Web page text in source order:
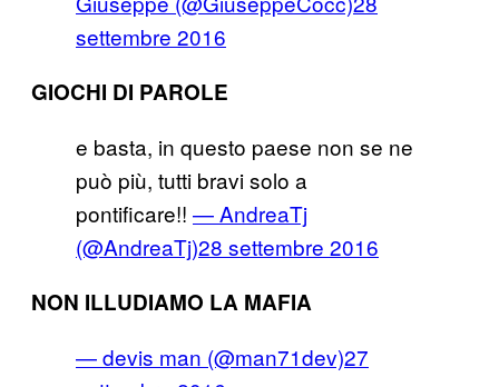
settembre 2016
GIOCHI DI PAROLE
e basta, in questo paese non se ne
può più, tutti bravi solo a
pontificare!! — AndreaTj
(@AndreaTj)28 settembre 2016
NON ILLUDIAMO LA MAFIA
— devis man (@man71dev)27